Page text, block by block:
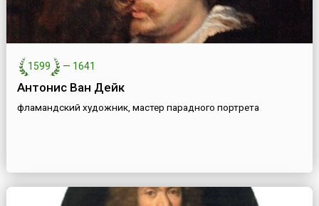
1599 — 1641
Антонис Ван Дейк
фламандский художник, мастер парадного портрета